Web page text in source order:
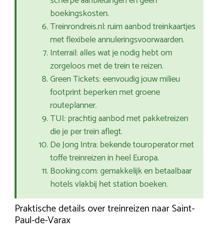
boekingskosten.
Treinrondreis.nl: ruim aanbod treinkaartjes
met flexibele annuleringsvoorwaarden.
Interrail: alles wat je nodig hebt om
zorgeloos met de trein te reizen.
Green Tickets: eenvoudig jouw milieu
footprint beperken met groene
routeplanner.
TUI: prachtig aanbod met pakketreizen
die je per trein aflegt.
De Jong Intra: bekende touroperator met
toffe treinreizen in heel Europa.
Booking.com: gemakkelijk en betaalbaar
hotels vlakbij het station boeken.
Praktische details over treinreizen naar Saint-
Paul-de-Varax